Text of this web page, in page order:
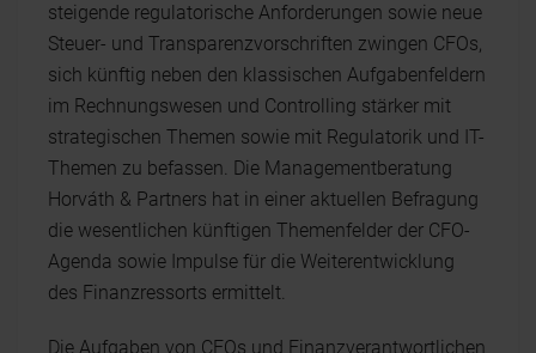
steigende regulatorische Anforderungen sowie neue
Steuer- und Transparenzvorschriften zwingen CFOs,
sich künftig neben den klassischen Aufgabenfeldern
im Rechnungswesen und Controlling stärker mit
strategischen Themen sowie mit Regulatorik und IT-
Themen zu befassen. Die Managementberatung
Horváth & Partners hat in einer aktuellen Befragung
die wesentlichen künftigen Themenfelder der CFO-
Agenda sowie Impulse für die Weiterentwicklung
des Finanzressorts ermittelt.
Die Aufgaben von CFOs und Finanzverantwortlichen